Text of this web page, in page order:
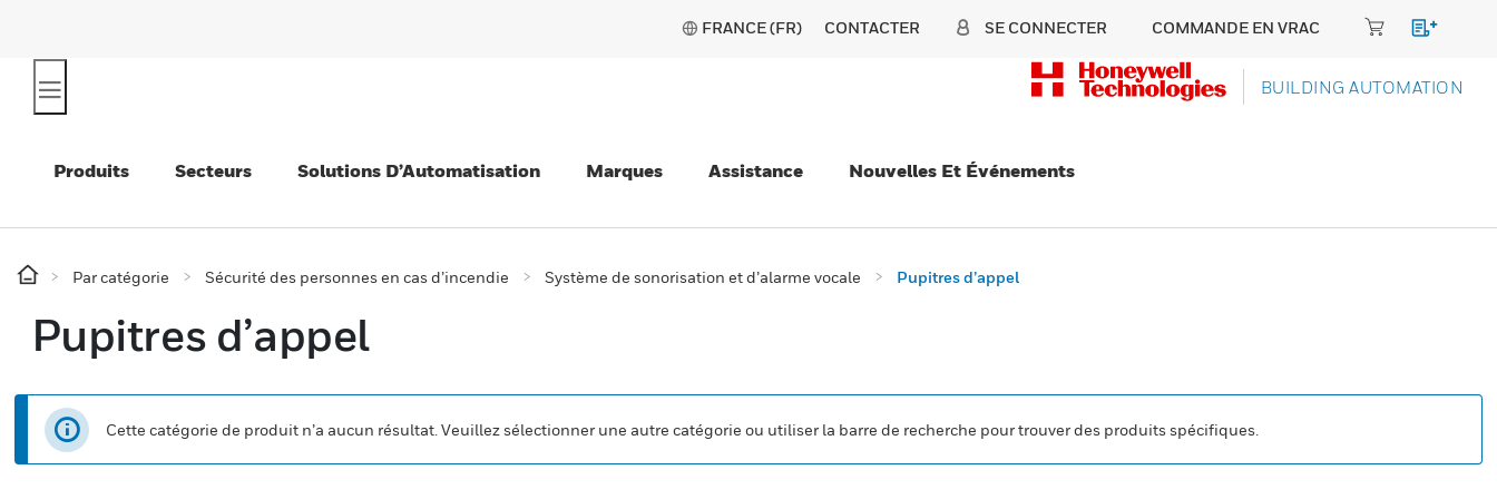
FRANCE (FR) CONTACTER SE CONNECTER COMMANDE EN VRAC
BUILDING AUTOMATION
Produits Secteurs Solutions D’Automatisation Marques Assistance Nouvelles Et Événements
Par catégorie Sécurité des personnes en cas d’incendie Système de sonorisation et d’alarme vocale Pupitres d’appel
Pupitres d’appel
Cette catégorie de produit n’a aucun résultat. Veuillez sélectionner une autre catégorie ou utiliser la barre de recherche pour trouver des produits spécifiques.